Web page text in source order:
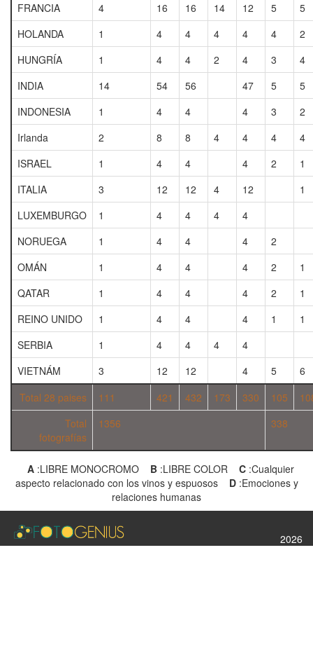
FRANCIA 4 16 16 14 12 5
5
HOLANDA
1 4 4 4 4 4
2
HUNGRÍA
1 4 4 2 4 3
4
INDIA
14 54 56 47 5
5
INDONESIA
1 4 4 4 3
2
Irlanda
2 8 8 4 4 4
4
ISRAEL
1 4 4 4 2
1
ITALIA
3 12 12 4 12
1
LUXEMBURGO
1 4 4 4
4
NORUEGA
1 4 4 4
2
OMÁN
1 4 4 4 2
1
QATAR
1 4 4 4 2
1
REINO UNIDO
1 4 4 4 1
1
SERBIA
1 4 4 4
4
VIETNÁM
3 12 12 4 5
6
Total 28 paises
111 421 432 173 330 105
Total
fotografías
1356 338
A :LIBRE MONOCROMO B :LIBRE COLOR C :Cualquier
aspecto relacionado con los vinos y espuosos D:Emociones y
relaciones humanas
2026